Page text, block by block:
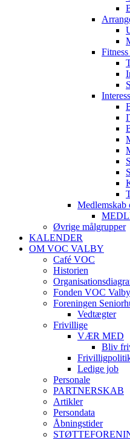
Medlemskab
Øvrige målgrupper
KALENDER
OM VOC VALBY
Café VOC
Historien
Fonden VOC Valby
Foreningen
Vedtægter
Frivillige
VÆR MED
Bliv
Ledige job
Personale
PARTNERSKAB
Artikler
Persondata
Åbningstider